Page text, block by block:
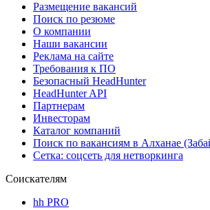
Размещение вакансий
Поиск по резюме
О компании
Наши вакансии
Реклама на сайте
Требования к ПО
Безопасный HeadHunter
HeadHunter API
Партнерам
Инвесторам
Каталог компаний
Поиск по вакансиям в Алханае
Сетка: соцсеть для нетворкинга
Соискателям
hh PRO